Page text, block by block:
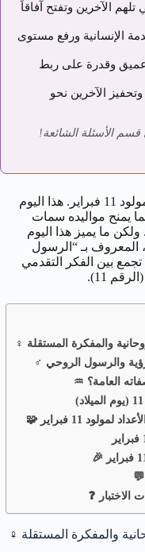
الآخرين وتفتح آفاقاً
الإنسانية ورفع مستوى
عميق وقدرة على ربط
الآخرين نحو
الأسئلة الشائعة!
، رحلة لاستكشاف عالم مولود 11 فبراير. هذا اليوم
يمنح مواليده سمات
ولكن ما يميز هذا اليوم
بشكل خاص هو اقترانه بالرقم الماستر 11، المعروف بـ “الرسول
بين الفكر التقدمي
11).
11 فبراير 🧩
♀️